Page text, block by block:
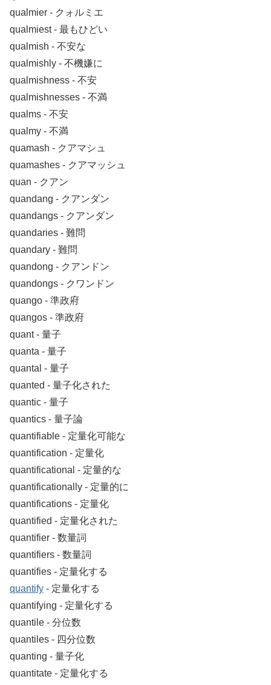
qualmier ‐ クォルミエ
qualmiest ‐ 最もひどい
qualmish ‐ 不安な
qualmishly ‐ 不機嫌に
qualmishness ‐ 不安
qualmishnesses ‐ 不満
qualms ‐ 不安
qualmy ‐ 不満
quamash ‐ クアマシュ
quamashes ‐ クアマッシュ
quan ‐ クアン
quandang ‐ クアンダン
quandangs ‐ クアンダン
quandaries ‐ 難問
quandary ‐ 難問
quandong ‐ クアンドン
quandongs ‐ クワンドン
quango ‐ 準政府
quangos ‐ 準政府
quant ‐ 量子
quanta ‐ 量子
quantal ‐ 量子
quanted ‐ 量子化された
quantic ‐ 量子
quantics ‐ 量子論
quantifiable ‐ 定量化可能な
quantification ‐ 定量化
quantificational ‐ 定量的な
quantificationally ‐ 定量的に
quantifications ‐ 定量化
quantified ‐ 定量化された
quantifier ‐ 数量詞
quantifiers ‐ 数量詞
quantifies ‐ 定量化する
quantify ‐ 定量化する
quantifying ‐ 定量化する
quantile ‐ 分位数
quantiles ‐ 四分位数
quanting ‐ 量子化
quantitate ‐ 定量化する